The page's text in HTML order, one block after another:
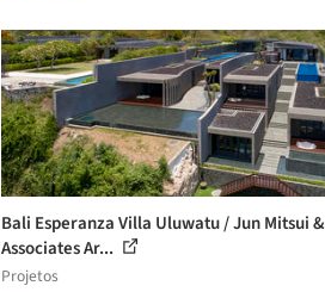
Bali Esperanza Villa Uluwatu / Jun Mitsui &
Associates Ar...
Projetos